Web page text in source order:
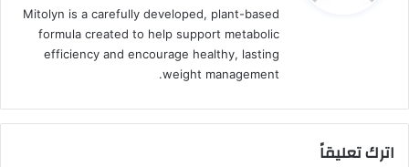
Mitolyn is a carefully developed, plant-based
formula created to help support metabolic
efficiency and encourage healthy, lasting
weight management.
اترك تعليقاً